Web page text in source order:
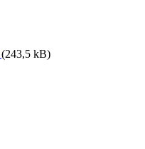
(243,5 kB)